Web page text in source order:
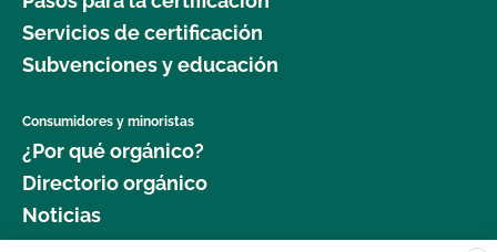
Servicios de certificación
Subvenciones y educación
Consumidores y minoristas
¿Por qué orgánico?
Directorio orgánico
Noticias